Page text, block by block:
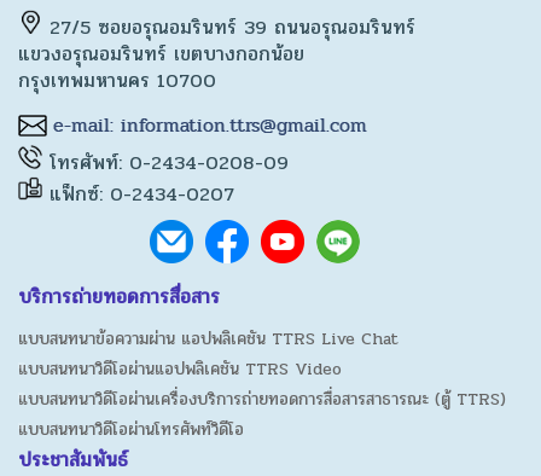
27/5 ซอยอรุณอมรินทร์ 39 ถนนอรุณอมรินทร์
แขวงอรุณอมรินทร์ เขตบางกอกน้อย
กรุงเทพมหานคร 10700
โทรศัพท์: 0-2434-0208-09
แฟ็กซ์: 0-2434-0207
บริการถ่ายทอดการสื่อสาร
แบบสนทนาข้อความผ่าน แอปพลิเคชัน TTRS Live Chat
แบบสนทนาวิดีโอผ่านแอปพลิเคชัน TTRS Video
แบบสนทนาวิดีโอผ่านเครื่องบริการถ่ายทอดการสื่อสารสาธารณะ (ตู้ TTRS)
แบบสนทนาวิดีโอผ่านโทรศัพท์วิดีโอ
ประชาสัมพันธ์